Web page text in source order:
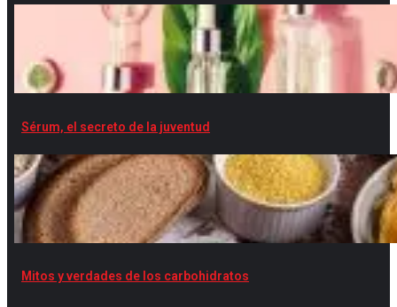
Sérum, el secreto de la juventud
Mitos y verdades de los carbohidratos